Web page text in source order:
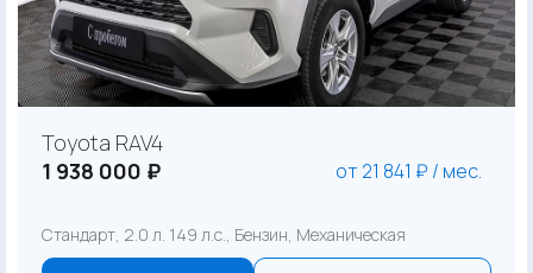
Toyota RAV4
1 938 000 ₽
от 21 841 ₽ / мес.
Стандарт, 2.0 л. 149 л.с., Бензин, Механическая